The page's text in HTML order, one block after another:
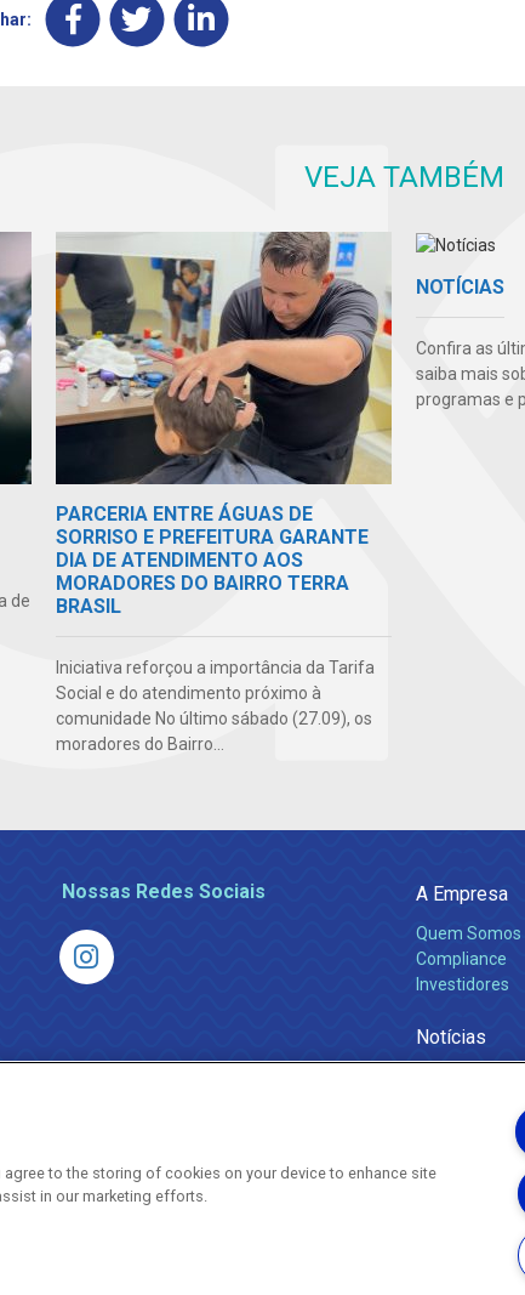
VEJA TAMBÉM
de
PARCERIA ENTRE ÁGUAS DE
SORRISO E PREFEITURA GARANTE
DIA DE ATENDIMENTO AOS
MORADORES DO BAIRRO TERRA
BRASIL
Iniciativa reforçou a importância da Tarifa
Social e do atendimento próximo à
comunidade No último sábado (27.09), os
moradores do Bairro...
NOTÍCIAS
Confira as
saiba mais
programas e
Nossas Redes Sociais A Empresa
Quem Somos
Compliance
Investidores
Notícias
Copyright ® 2026 - Todos os
agree to the storing of cookies on your device to enhance site
in our marketing efforts.